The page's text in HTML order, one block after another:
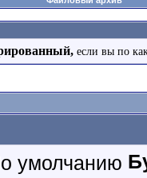
если вы по